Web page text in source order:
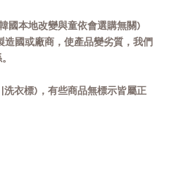
國本地改變與童依會選購無關)
國或廠商，使產品變劣質，我們
衣標)，有些商品無標示皆屬正